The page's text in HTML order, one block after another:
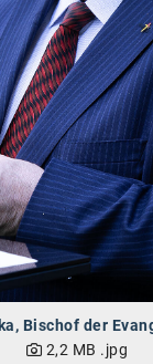
works!
Bischof der
2,2 MB .jpg